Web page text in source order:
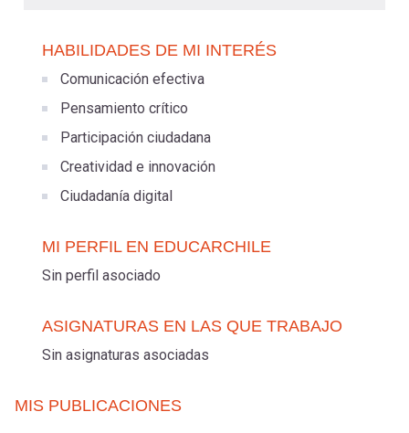
mi
cuenta
HABILIDADES DE MI INTERÉS
Comunicación efectiva
Pensamiento crítico
Participación ciudadana
Creatividad e innovación
Ciudadanía digital
MI PERFIL EN EDUCARCHILE
Sin perfil asociado
ASIGNATURAS EN LAS QUE TRABAJO
Sin asignaturas asociadas
MIS PUBLICACIONES